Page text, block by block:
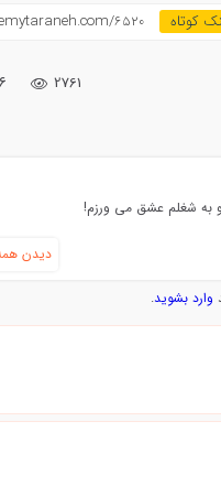
6520
2761
و به شغلم عشق می ورزم!
دیدن
وارد بشوید.